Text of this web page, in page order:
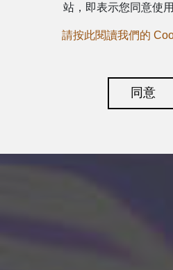
站，即表示您同意使
請按此閱讀我們的
同意